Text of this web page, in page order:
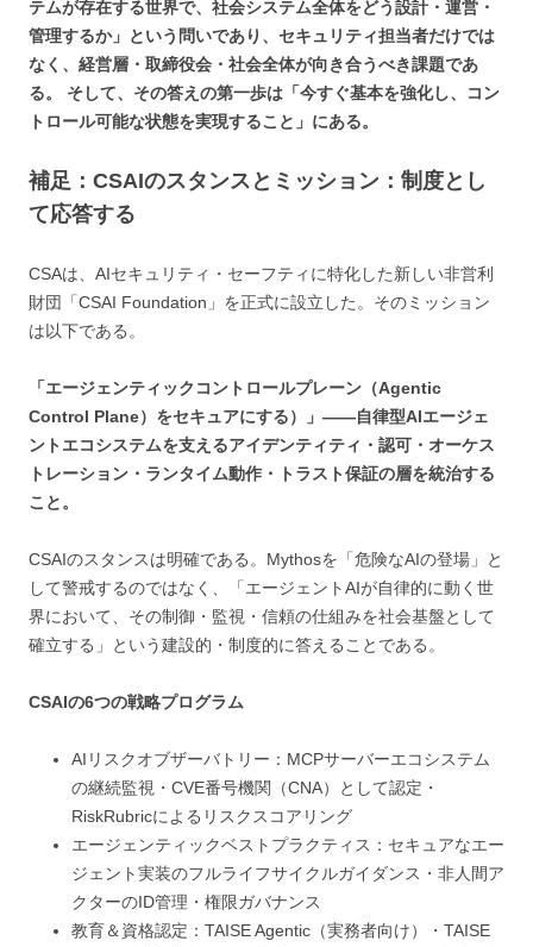
テムが存在する世界で、社会システム全体をどう設計・運営・
管理するか」という問いであり、セキュリティ担当者だけでは
なく、経営層・取締役会・社会全体が向き合うべき課題であ
る。 そして、その答えの第一歩は「今すぐ基本を強化し、コン
トロール可能な状態を実現すること」にある。
補足：CSAIのスタンスとミッション：制度とし
て応答する
CSAは、AIセキュリティ・セーフティに特化した新しい非営利
財団「CSAI Foundation」を正式に設立した。そのミッション
は以下である。
「エージェンティックコントロールプレーン（Agentic
Control Plane）をセキュアにする）」——自律型AIエージェ
ントエコシステムを支えるアイデンティティ・認可・オーケス
トレーション・ランタイム動作・トラスト保証の層を統治する
こと。
CSAIのスタンスは明確である。Mythosを「危険なAIの登場」と
して警戒するのではなく、「エージェントAIが自律的に動く世
界において、その制御・監視・信頼の仕組みを社会基盤として
確立する」という建設的・制度的に答えることである。
CSAIの6つの戦略プログラム
AIリスクオブザーバトリー：MCPサーバーエコシステム
の継続監視・CVE番号機関（CNA）として認定・
RiskRubricによるリスクスコアリング
エージェンティックベストプラクティス：セキュアなエー
ジェント実装のフルライフサイクルガイダンス・非人間ア
クターのID管理・権限ガバナンス
教育＆資格認定：TAISE Agentic（実務者向け）・TAISE